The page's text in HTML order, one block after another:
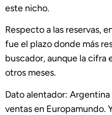
este nicho.
Respecto a las reservas,
fue el plazo donde más
buscador, aunque la cifra
otros meses.
Dato alentador:
ventas en Europamundo.